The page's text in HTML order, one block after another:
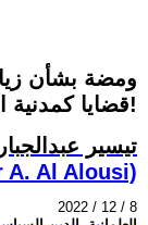
ومضة بشأن
قضايا كمدنية الدولة!
تيسير
A. Al Alousi)
2022 / 12 / 8